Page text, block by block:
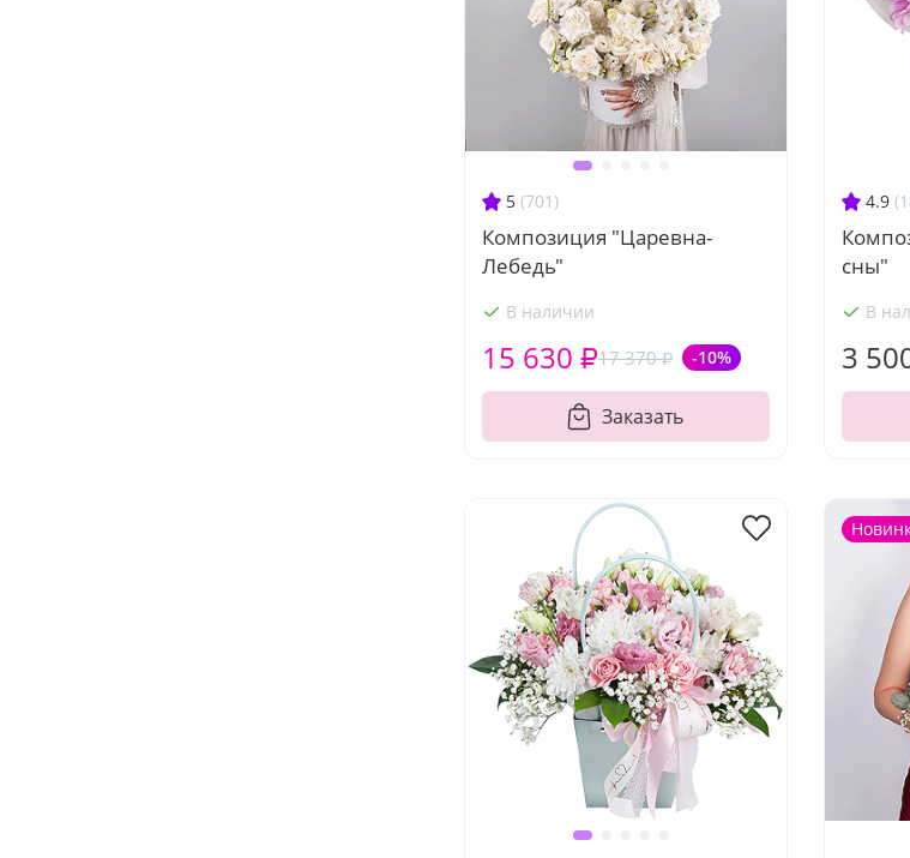
5 (701)
Композиция "Царевна-
Лебедь"
В наличии
17 370 ₽ -10%
15 630 ₽
Заказать
4.9
сны"
В
3